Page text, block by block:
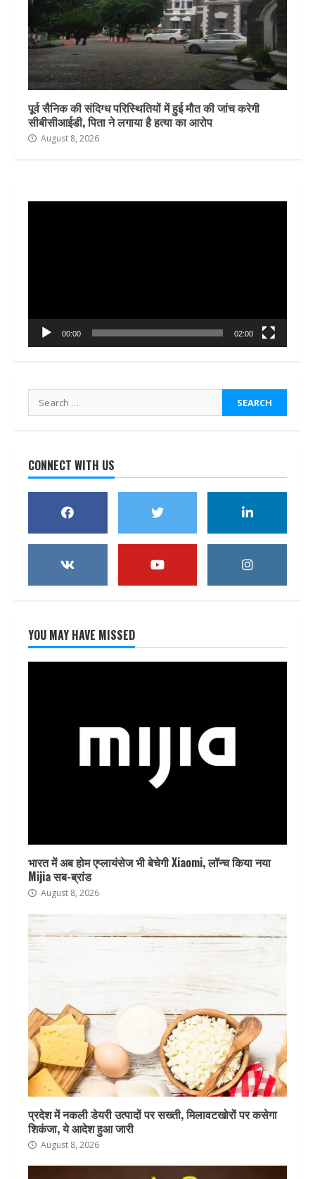
पूर्व सैनिक की संदिग्ध परिस्थितियों में हुई मौत की जांच करेगी
सीबीसीआईडी, पिता ने लगाया है हत्या का आरोप
August 8, 2026
00:00 02:00
Search
for:
CONNECT WITH US
YOU MAY HAVE MISSED
भारत में अब होम एप्लायंसेज भी बेचेगी Xiaomi, लॉन्च किया नया
Mijia सब-ब्रांड
August 8, 2026
प्रदेश में नकली डेयरी उत्पादों पर सख्ती, मिलावटखोरों पर कसेगा
शिकंजा, ये आदेश हुआ जारी
August 8, 2026